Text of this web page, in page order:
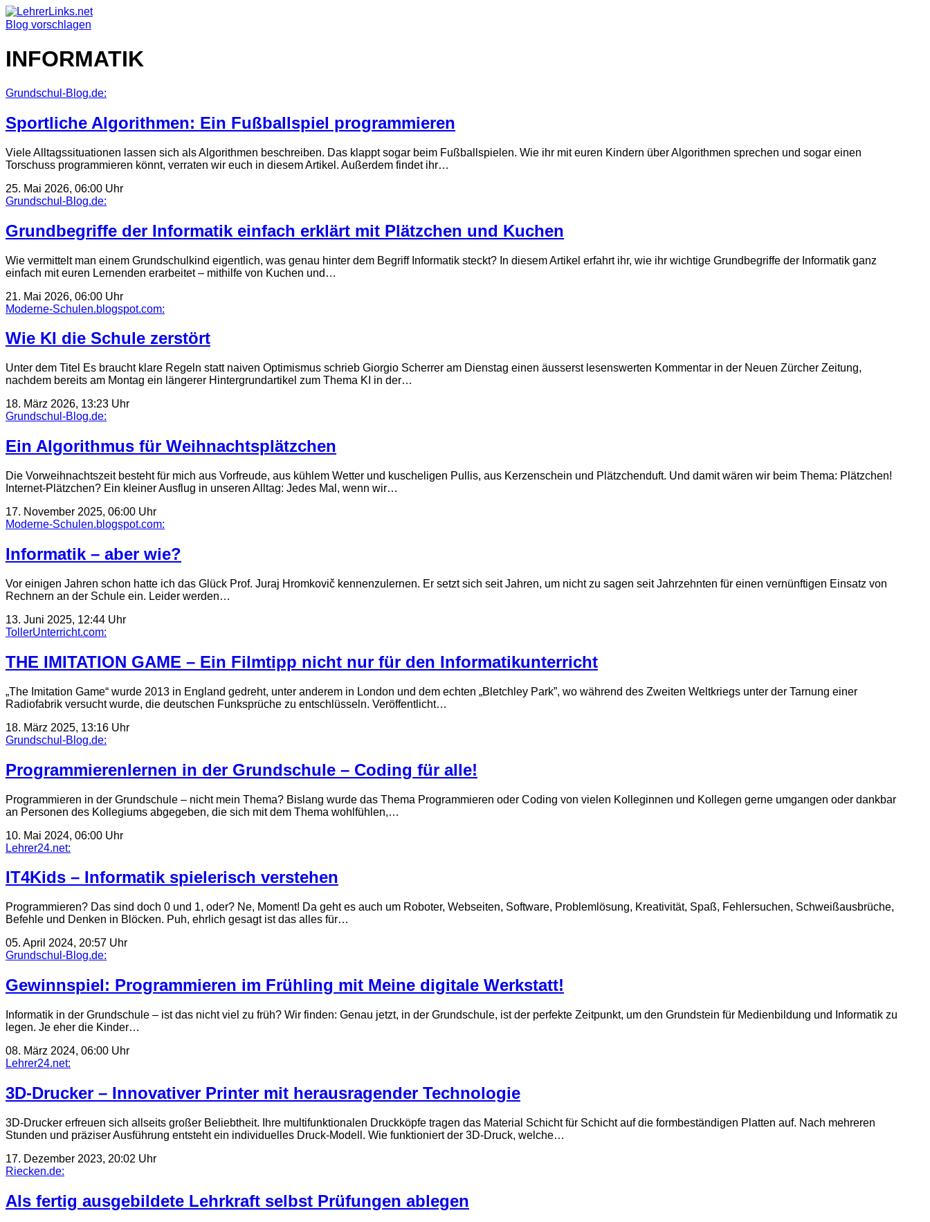
Skip
to
Blog vorschlagen
INFORMATIK
Grundschul-Blog.de:
Sportliche Algorithmen: Ein Fußballspiel programmieren
Viele Alltagssituationen lassen sich als Algorithmen beschreiben. Das klappt sogar beim Fußballspielen. Wie ihr mit euren Kindern über Algorithmen sprechen und sogar einen
Torschuss programmieren könnt, verraten wir euch in diesem Artikel. Außerdem findet ihr…
25. Mai 2026, 06:00 Uhr
Grundschul-Blog.de:
Grundbegriffe der Informatik einfach erklärt mit Plätzchen und Kuchen
Wie vermittelt man einem Grundschulkind eigentlich, was genau hinter dem Begriff Informatik steckt? In diesem Artikel erfahrt ihr, wie ihr wichtige Grundbegriffe der Informatik ganz
einfach mit euren Lernenden erarbeitet – mithilfe von Kuchen und…
21. Mai 2026, 06:00 Uhr
Moderne-Schulen.blogspot.com:
Wie KI die Schule zerstört
Unter dem Titel Es braucht klare Regeln statt naiven Optimismus schrieb Giorgio Scherrer am Dienstag einen äusserst lesenswerten Kommentar in der Neuen Zürcher Zeitung,
nachdem bereits am Montag ein längerer Hintergrundartikel zum Thema KI in der…
18. März 2026, 13:23 Uhr
Grundschul-Blog.de:
Ein Algorithmus für Weihnachtsplätzchen
Die Vorweihnachtszeit besteht für mich aus Vorfreude, aus kühlem Wetter und kuscheligen Pullis, aus Kerzenschein und Plätzchenduft. Und damit wären wir beim Thema: Plätzchen!
Internet-Plätzchen? Ein kleiner Ausflug in unseren Alltag: Jedes Mal, wenn wir…
17. November 2025, 06:00 Uhr
Moderne-Schulen.blogspot.com:
Informatik – aber wie?
Vor einigen Jahren schon hatte ich das Glück Prof. Juraj Hromkovič kennenzulernen. Er setzt sich seit Jahren, um nicht zu sagen seit Jahrzehnten für einen vernünftigen Einsatz von
Rechnern an der Schule ein. Leider werden…
13. Juni 2025, 12:44 Uhr
TollerUnterricht.com:
THE IMITATION GAME – Ein Filmtipp nicht nur für den Informatikunterricht
„The Imitation Game“ wurde 2013 in England gedreht, unter anderem in London und dem echten „Bletchley Park”, wo während des Zweiten Weltkriegs unter der Tarnung einer
Radiofabrik versucht wurde, die deutschen Funksprüche zu entschlüsseln. Veröffentlicht…
18. März 2025, 13:16 Uhr
Grundschul-Blog.de:
Programmierenlernen in der Grundschule – Coding für alle!
Programmieren in der Grundschule – nicht mein Thema? Bislang wurde das Thema Programmieren oder Coding von vielen Kolleginnen und Kollegen gerne umgangen oder dankbar
an Personen des Kollegiums abgegeben, die sich mit dem Thema wohlfühlen,…
10. Mai 2024, 06:00 Uhr
Lehrer24.net:
IT4Kids – Informatik spielerisch verstehen
Programmieren? Das sind doch 0 und 1, oder? Ne, Moment! Da geht es auch um Roboter, Webseiten, Software, Problemlösung, Kreativität, Spaß, Fehlersuchen, Schweißausbrüche,
Befehle und Denken in Blöcken. Puh, ehrlich gesagt ist das alles für…
05. April 2024, 20:57 Uhr
Grundschul-Blog.de:
Gewinnspiel: Programmieren im Frühling mit Meine digitale Werkstatt!
Informatik in der Grundschule – ist das nicht viel zu früh? Wir finden: Genau jetzt, in der Grundschule, ist der perfekte Zeitpunkt, um den Grundstein für Medienbildung und Informatik zu
legen. Je eher die Kinder…
08. März 2024, 06:00 Uhr
Lehrer24.net:
3D-Drucker – Innovativer Printer mit herausragender Technologie
3D-Drucker erfreuen sich allseits großer Beliebtheit. Ihre multifunktionalen Druckköpfe tragen das Material Schicht für Schicht auf die formbeständigen Platten auf. Nach mehreren
Stunden und präziser Ausführung entsteht ein individuelles Druck-Modell. Wie funktioniert der 3D-Druck, welche…
17. Dezember 2023, 20:02 Uhr
Riecken.de:
Als fertig ausgebildete Lehrkraft selbst Prüfungen ablegen